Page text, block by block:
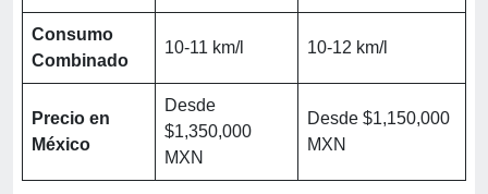
Consumo
Combinado
10-11 km/l 10-12 km/l
Precio en
México
Desde
$1,350,000
MXN
Desde $1,150,000
MXN